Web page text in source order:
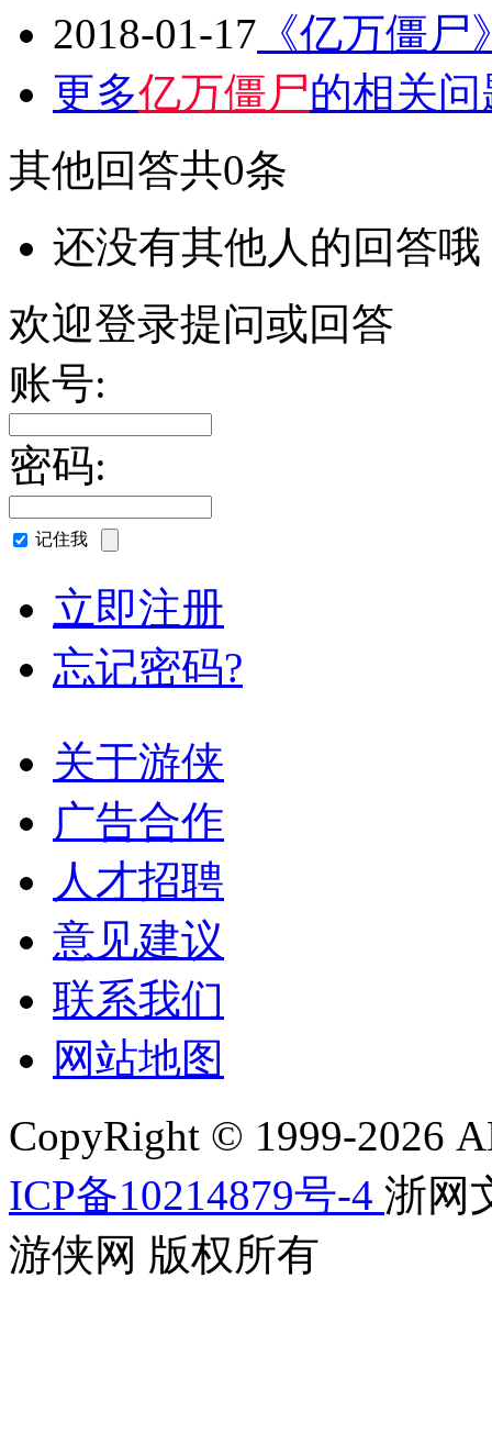
2018-01-17 《亿万僵
更多亿万僵尸的相关问
其他回答共0条
还没有其他人的回答哦
欢迎登录提问或回答
账号:
密码:
记住我
立即注册
忘记密码?
关于游侠
广告合作
人才招聘
意见建议
联系我们
网站地图
CopyRight © 1999-2026
ICP备10214879号-4 浙网
游侠网 版权所有